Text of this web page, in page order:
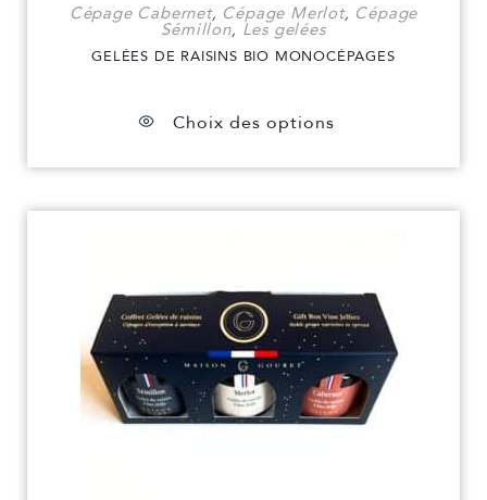
Cépage Cabernet, Cépage Merlot, Cépage
Sémillon, Les gelées
GELÉES DE RAISINS BIO MONOCÉPAGES
Choix des options